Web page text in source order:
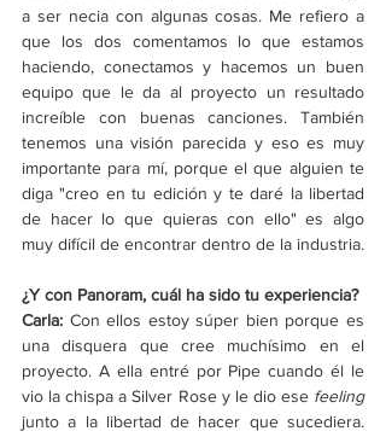
a ser necia con algunas cosas. Me refiero a
que los dos comentamos lo que estamos
haciendo, conectamos y hacemos un buen
equipo que le da al proyecto un resultado
increíble con buenas canciones. También
tenemos una visión parecida y eso es muy
importante para mí, porque el que alguien te
diga "creo en tu edición y te daré la libertad
de hacer lo que quieras con ello" es algo
¿Y con Panoram, cuál ha sido tu experiencia?
Carla: Con ellos estoy súper bien porque es
una disquera que cree muchísimo en el
proyecto. A ella entré por Pipe cuando él le
vio la chispa a Silver Rose y le dio ese feeling
junto a la libertad de hacer que sucediera.